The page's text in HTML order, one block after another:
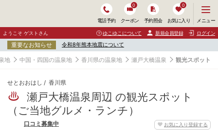
電話予約 クーポン
0
予約照会 お気に入り
0
ニ
ュ
ー
開
く
メニュー
ようこそ ゲストさん ゆこゆこについて 新規会員登録 ログイン
重要なお知らせ 令和8年熊本地震について
地 中国・四国の温泉地 香川県の温泉地 瀬戸大橋温泉 観光スポット
せとおおはし 香川県
瀬戸大橋温泉周辺 の観光スポット
（ご当地グルメ・ランチ）
お気に入り登録する
口コミ募集中